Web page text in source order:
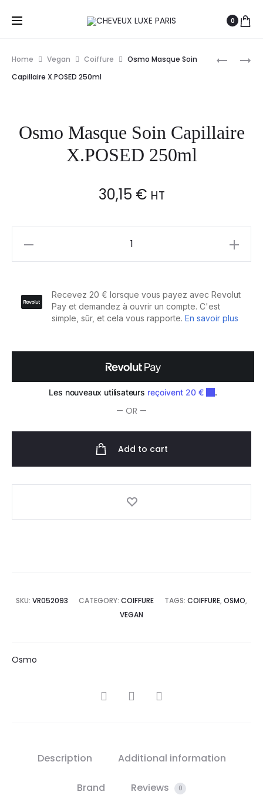
0
OSMO
OSMO
POUR
Home Vegan Coiffure
Osmo Masque Soin
Capillaire X.POSED 250ml
Osmo Masque Soin Capillaire
X.POSED 250ml
30,15 € HT
Capillaire
X.POSED
— OR —
Add to cart
SKU: VR052093 CATEGORY: COIFFURE TAGS: COIFFURE, OSMO,
VEGAN
Osmo
SHARE
Description Additional information
Brand Reviews 0